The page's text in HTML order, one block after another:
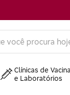
Clínicas de
e Laboratórios